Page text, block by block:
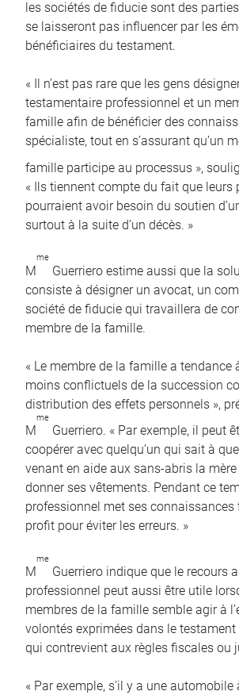
les sociétés de fiducie sont des
se laisseront pas influencer par les
bénéficiaires du testament.
« Il n’est pas rare que les gens
testamentaire professionnel et un
famille afin de bénéficier des
spécialiste, tout en s’assurant qu’un
famille participe au processus »,
« Ils tiennent compte du fait que leurs
pourraient avoir besoin du soutien
surtout à la suite d’un décès. »
M
me
Guerriero estime aussi que la
consiste à désigner un avocat, un
société de fiducie qui travaillera de
membre de la famille.
« Le membre de la famille a tendance
moins conflictuels de la succession
distribution des effets personnels »,
M
me
Guerriero. « Par exemple, il peut
coopérer avec quelqu’un qui sait à
venant en aide aux sans-abris la
donner ses vêtements. Pendant ce
professionnel met ses connaissances
profit pour éviter les erreurs. »
M
me
Guerriero indique que le recours
professionnel peut aussi être utile
membres de la famille semble agir à
volontés exprimées dans le testament
qui contrevient aux règles fiscales ou
« Par exemple, s’il y a une automobile